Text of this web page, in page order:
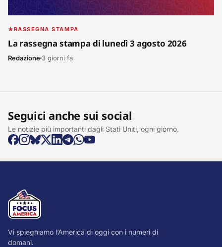
RASSEGNA STAMPA
La rassegna stampa di lunedì 3 agosto 2026
Redazione 3 giorni fa
Seguici anche sui social
Le notizie più importanti dagli Stati Uniti, ogni giorno.
Vi spieghiamo l’America di oggi con i numeri di
domani.